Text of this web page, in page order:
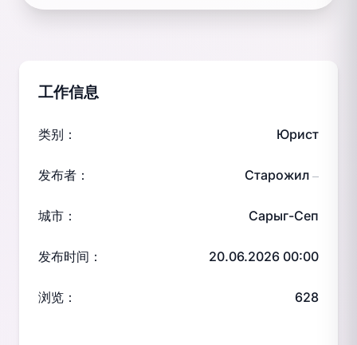
工作信息
类别： Юрист
发布者： Старожил —
城市： Сарыг-Сеп
发布时间： 20.06.2026 00:00
浏览： 628